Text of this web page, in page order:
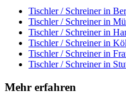
Tischler / Schreinerin
Tischler / Schreinerin
Tischler / Schreinerin
Tischler / Schreinerin
Tischler / Schreinerin
Tischler / Schreinerin
Mehr erfahren